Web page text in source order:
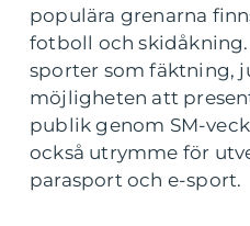
populära grenarna
fotboll och
sporter som fäktning,
möjligheten att
publik genom SM-
också utrymme för
parasport och e-sport.